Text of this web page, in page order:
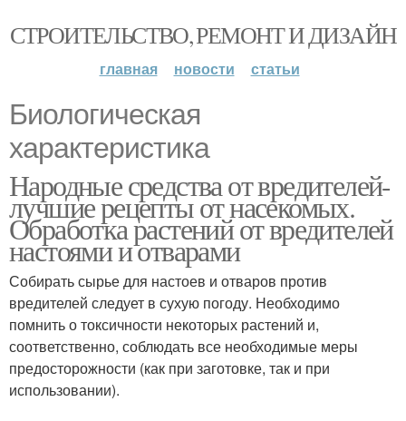
СТРОИТЕЛЬСТВО, РЕМОНТ И ДИЗАЙН
главная новости статьи
Биологическая
характеристика
Народные средства от вредителей-
лучшие рецепты от насекомых.
Обработка растений от вредителей
настоями и отварами
Собирать сырье для настоев и отваров против
вредителей следует в сухую погоду. Необходимо
помнить о токсичности некоторых растений и,
соответственно, соблюдать все необходимые меры
предосторожности (как при заготовке, так и при
использовании).